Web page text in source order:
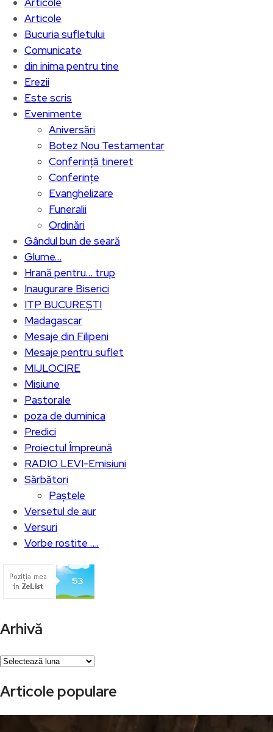
Articole
Bucuria sufletului
Comunicate
din inima pentru tine
Erezii
Este scris
Evenimente
Aniversări
Botez Nou Testamentar
Conferință tineret
Conferințe
Evanghelizare
Funeralii
Ordinări
Gândul bun de seară
Glume…
Hrană pentru… trup
Inaugurare Biserici
ITP BUCUREȘTI
Madagascar
Mesaje din Filipeni
Mesaje pentru suflet
MIJLOCIRE
Misiune
Pastorale
poza de duminica
Predici
Proiectul Împreună
RADIO LEVI-Emisiuni
Sărbători
Paștele
Versetul de aur
Versuri
Vorbe rostite ….
Arhivă
Arhivă
Articole populare